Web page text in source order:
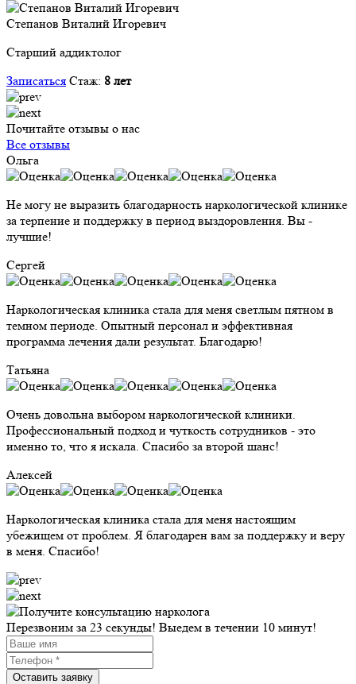
Степанов Виталий Игоревич
Старший аддиктолог
Записаться Стаж: 8 лет
Почитайте отзывы о нас
Все отзывы
Ольга
Не могу не выразить благодарность наркологической клинике
за терпение и поддержку в период выздоровления. Вы -
лучшие!
Сергей
Наркологическая клиника стала для меня светлым пятном в
темном периоде. Опытный персонал и эффективная
программа лечения дали результат. Благодарю!
Татьяна
Очень довольна выбором наркологической клиники.
Профессиональный подход и чуткость сотрудников - это
именно то, что я искала. Спасибо за второй шанс!
Алексей
Наркологическая клиника стала для меня настоящим
убежищем от проблем. Я благодарен вам за поддержку и веру
в меня. Спасибо!
Перезвоним за 23 секунды! Выедем в течении 10 минут!
Оставить заявку